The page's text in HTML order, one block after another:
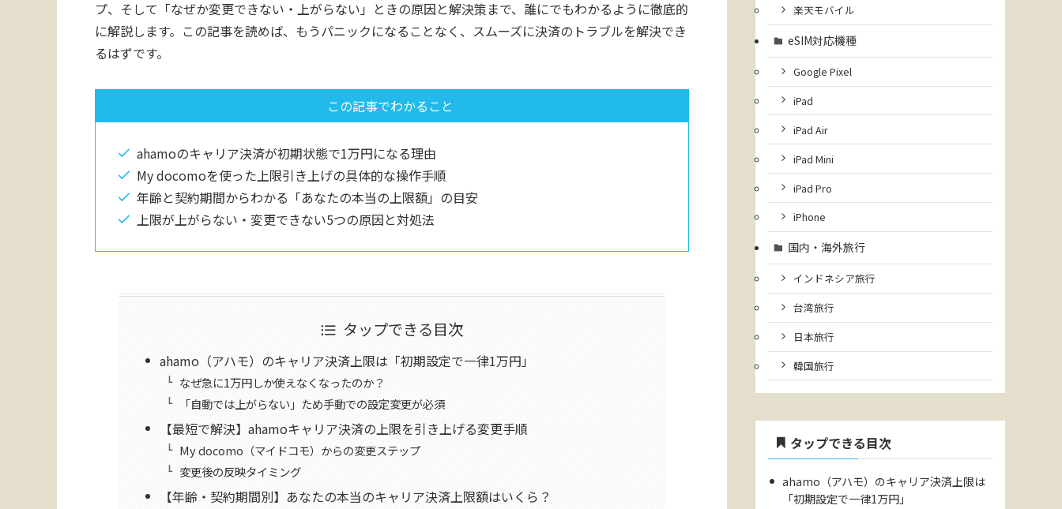
プ、そして「なぜか変更できない・上がらない」ときの原因と解決策まで、誰にでもわかるように徹底的
に解説します。この記事を読めば、もうパニックになることなく、スムーズに決済のトラブルを解決でき
るはずです。
この記事でわかること
ahamoのキャリア決済が初期状態で1万円になる理由
My docomoを使った上限引き上げの具体的な操作手順
年齢と契約期間からわかる「あなたの本当の上限額」の目安
上限が上がらない・変更できない5つの原因と対処法
タップできる目次
ahamo（アハモ）のキャリア決済上限は「初期設定で一律1万円」
なぜ急に1万円しか使えなくなったのか？
「自動では上がらない」ため手動での設定変更が必須
【最短で解決】ahamoキャリア決済の上限を引き上げる変更手順
My docomo（マイドコモ）からの変更ステップ
変更後の反映タイミング
【年齢・契約期間別】あなたの本当のキャリア決済上限額はいくら？
楽天モバイル
eSIM対応機種
Google Pixel
iPad
iPad Air
iPad Mini
iPad Pro
iPhone
国内・海外旅行
インドネシア旅行
台湾旅行
日本旅行
韓国旅行
タップできる目次
ahamo（アハモ）のキャリア決済上限は
「初期設定で一律1万円」